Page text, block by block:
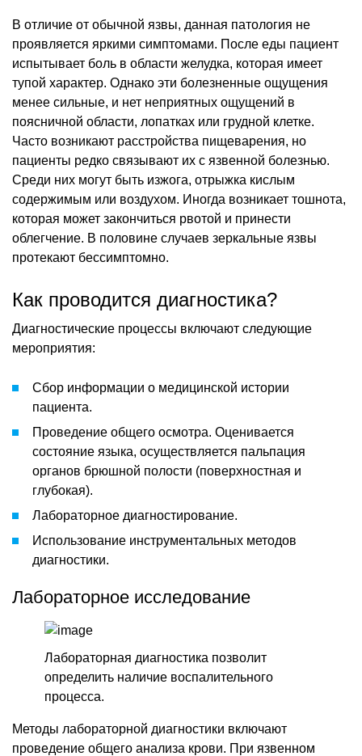
В отличие от обычной язвы, данная патология не
проявляется яркими симптомами. После еды пациент
испытывает боль в области желудка, которая имеет
тупой характер. Однако эти болезненные ощущения
менее сильные, и нет неприятных ощущений в
поясничной области, лопатках или грудной клетке.
Часто возникают расстройства пищеварения, но
пациенты редко связывают их с язвенной болезнью.
Среди них могут быть изжога, отрыжка кислым
содержимым или воздухом. Иногда возникает тошнота,
которая может закончиться рвотой и принести
облегчение. В половине случаев зеркальные язвы
протекают бессимптомно.
Как проводится диагностика?
Диагностические процессы включают следующие
мероприятия:
Сбор информации о медицинской истории
пациента.
Проведение общего осмотра. Оценивается
состояние языка, осуществляется пальпация
органов брюшной полости (поверхностная и
глубокая).
Лабораторное диагностирование.
Использование инструментальных методов
диагностики.
Лабораторное исследование
Лабораторная диагностика позволит
определить наличие воспалительного
процесса.
Методы лабораторной диагностики включают
проведение общего анализа крови. При язвенном